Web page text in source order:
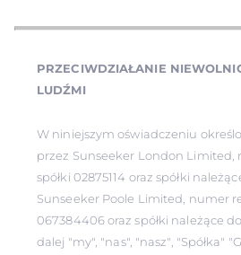
PRZECIWDZIAŁANIE
LUDŹMI
W niniejszym oświadczeniu
przez Sunseeker London Limited,
spółki 02875114 oraz spółki
Sunseeker Poole Limited, numer
067384406 oraz spółki należące
dalej "my", "nas", "nasz", "Spółka"